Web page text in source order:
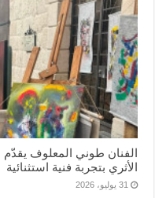
الفنان طوني المعلوف
الأثري بتجربة فنية استثنائية
31 يوليو، 2026